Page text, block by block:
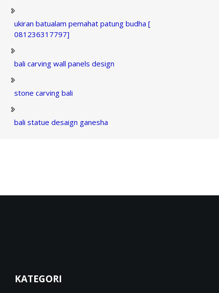
ukiran batualam pemahat patung budha [
081236317797]
bali carving wall panels design
stone carving bali
bali statue desaign ganesha
KATEGORI